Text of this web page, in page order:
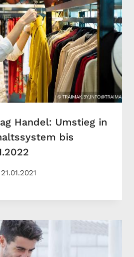
Handel: Umstieg in
bis
21.01.2021